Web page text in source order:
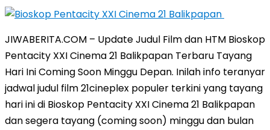
JIWABERITA.COM – Update Judul Film dan HTM Bioskop
Pentacity XXI Cinema 21 Balikpapan Terbaru Tayang
Hari Ini Coming Soon Minggu Depan. Inilah info teranyar
jadwal judul film 21cineplex populer terkini yang tayang
hari ini di Bioskop Pentacity XXI Cinema 21 Balikpapan
dan segera tayang (coming soon) minggu dan bulan